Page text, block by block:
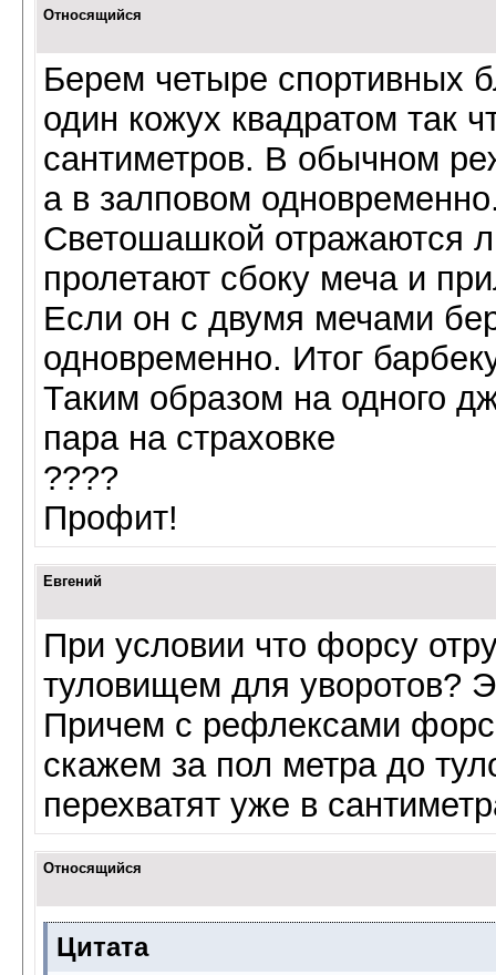
Относящийся
Берем четыре спортивных
один кожух квадратом так
сантиметров. В обычном
а в залповом
Светошашкой отражаются
пролетают сбоку меча и
Если он с двумя мечами
одновременно. Итог
Таким образом на одного
пара на страховке
????
Профит!
Евгений
При условии что форсу
туловищем для уворотов?
Причем с рефлексами
скажем за пол метра до
перехватят уже в
Относящийся
Цитата